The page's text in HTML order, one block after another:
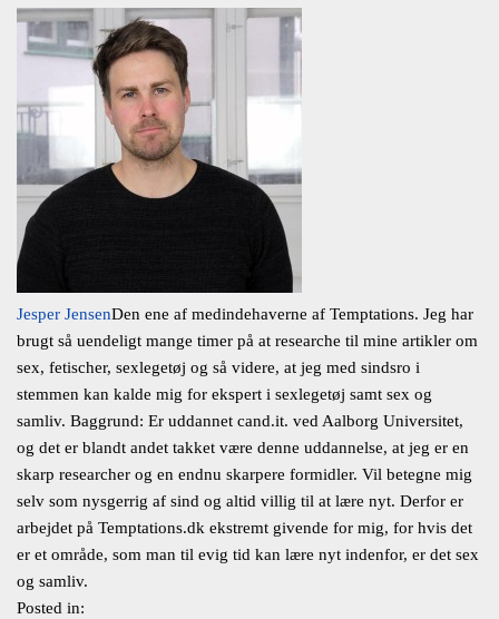
Jesper JensenDen ene af medindehaverne af Temptations. Jeg har
brugt så uendeligt mange timer på at researche til mine artikler om
sex, fetischer, sexlegetøj og så videre, at jeg med sindsro i
stemmen kan kalde mig for ekspert i sexlegetøj samt sex og
samliv. Baggrund: Er uddannet cand.it. ved Aalborg Universitet,
og det er blandt andet takket være denne uddannelse, at jeg er en
skarp researcher og en endnu skarpere formidler. Vil betegne mig
selv som nysgerrig af sind og altid villig til at lære nyt. Derfor er
arbejdet på Temptations.dk ekstremt givende for mig, for hvis det
er et område, som man til evig tid kan lære nyt indenfor, er det sex
og samliv.
Posted in: